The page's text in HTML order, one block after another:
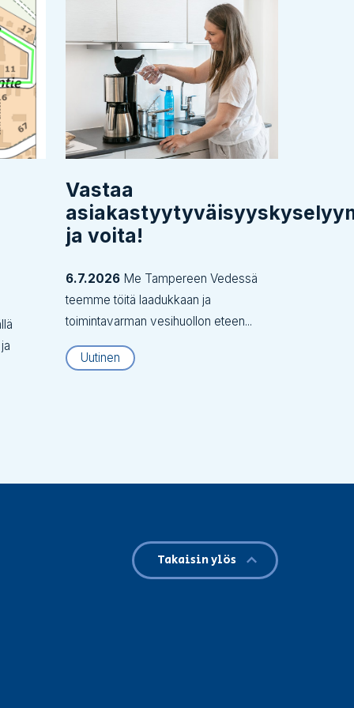
Vastaa
ja voita!
6.7.2026 Me Tampereen Vedessä
teemme töitä laadukkaan ja
toimintavarman vesihuollon eteen...
Uutinen
Takaisin ylös